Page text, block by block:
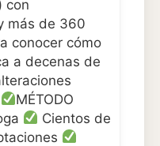
con
más de 360
conocer cómo
a decenas de
MÉTODO
Cientos de